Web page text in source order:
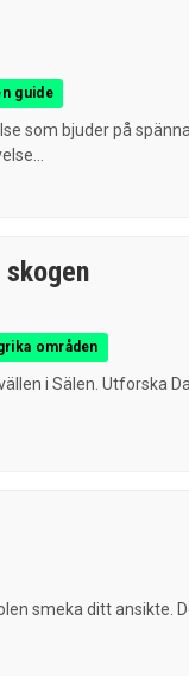
guide
som bjuder på
områden
i Sälen. Utforska
smeka ditt ansikte.